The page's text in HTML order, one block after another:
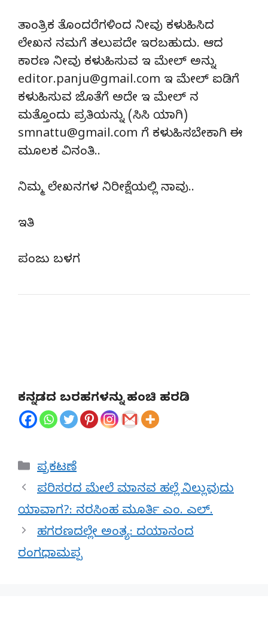
ತಾಂತ್ರಿಕ ತೊಂದರೆಗಳಿಂದ ನೀವು ಕಳುಹಿಸಿದ
ಲೇಖನ ನಮಗೆ ತಲುಪದೇ ಇರಬಹುದು. ಆದ
ಕಾರಣ ನೀವು ಕಳುಹಿಸುವ ಇ ಮೇಲ್ ಅನ್ನು
editor.panju@gmail.com ಇ ಮೇಲ್ ಐಡಿಗೆ
ಕಳುಹಿಸುವ ಜೊತೆಗೆ ಅದೇ ಇ ಮೇಲ್ ನ
ಮತ್ತೊಂದು ಪ್ರತಿಯನ್ನು (ಸಿಸಿ ಯಾಗಿ)
smnattu@gmail.com ಗೆ ಕಳುಹಿಸಬೇಕಾಗಿ ಈ
ಮೂಲಕ ವಿನಂತಿ..
ನಿಮ್ಮ ಲೇಖನಗಳ ನಿರೀಕ್ಷೆಯಲ್ಲಿ ನಾವು..
ಇತಿ
ಪಂಜು ಬಳಗ
ಕನ್ನಡದ ಬರಹಗಳನ್ನು ಹಂಚಿ ಹರಡಿ
Categories
ಪ್ರಕಟಣೆ
ಪರಿಸರದ ಮೇಲೆ ಮಾನವ ಹಲ್ಲೆ ನಿಲ್ಲುವುದು
ಯಾವಾಗ?: ನರಸಿಂಹ ಮೂರ್ತಿ ಎಂ. ಎಲ್.
ಹಗರಣದಲ್ಲೇ ಅಂತ್ಯ: ದಯಾನಂದ
ರಂಗಧಾಮಪ್ಪ